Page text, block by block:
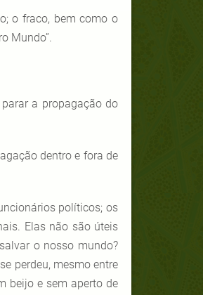
o fraco, bem como o
Mundo”.
a propagação do
dentro e fora de
políticos; os
Elas não são úteis
o nosso mundo?
perdeu, mesmo entre
beijo e sem aperto de